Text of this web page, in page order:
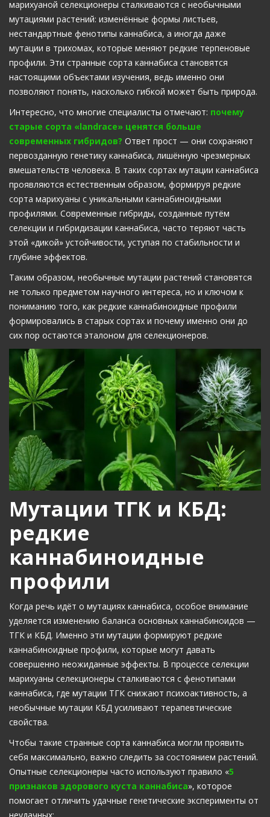
марихуаной селекционеры сталкиваются с необычными
мутациями растений: изменённые формы листьев,
нестандартные фенотипы каннабиса, а иногда даже
мутации в трихомах, которые меняют редкие терпеновые
профили. Эти странные сорта каннабиса становятся
настоящими объектами изучения, ведь именно они
позволяют понять, насколько гибкой может быть природа.
Интересно, что многие специалисты отмечают: почему
старые сорта «landrace» ценятся больше
современных гибридов? Ответ прост — они сохраняют
первозданную генетику каннабиса, лишённую чрезмерных
вмешательств человека. В таких сортах мутации каннабиса
проявляются естественным образом, формируя редкие
сорта марихуаны с уникальными каннабиноидными
профилями. Современные гибриды, созданные путём
селекции и гибридизации каннабиса, часто теряют часть
этой «дикой» устойчивости, уступая по стабильности и
глубине эффектов.
Таким образом, необычные мутации растений становятся
не только предметом научного интереса, но и ключом к
пониманию того, как редкие каннабиноидные профили
формировались в старых сортах и почему именно они до
сих пор остаются эталоном для селекционеров.
Мутации ТГК и КБД:
редкие
каннабиноидные
профили
Когда речь идёт о мутациях каннабиса, особое внимание
уделяется изменению баланса основных каннабиноидов —
ТГК и КБД. Именно эти мутации формируют редкие
каннабиноидные профили, которые могут давать
совершенно неожиданные эффекты. В процессе селекции
марихуаны селекционеры сталкиваются с фенотипами
каннабиса, где мутации ТГК снижают психоактивность, а
необычные мутации КБД усиливают терапевтические
свойства.
Чтобы такие странные сорта каннабиса могли проявить
себя максимально, важно следить за состоянием растений.
Опытные селекционеры часто используют правило «5
признаков здорового куста каннабиса», которое
помогает отличить удачные генетические эксперименты от